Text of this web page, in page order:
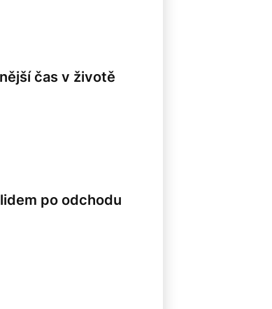
čas v životě
po odchodu